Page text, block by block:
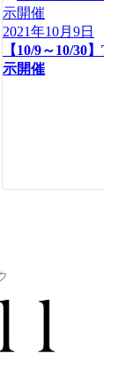
2021年10月9日
【10/9～10/30】
示開催